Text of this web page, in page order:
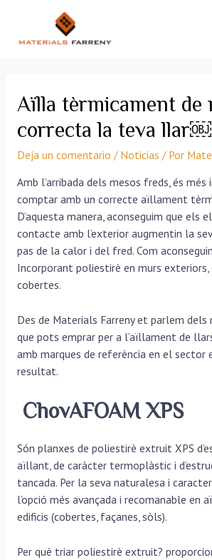
Aïlla tèrmicament de
correcta la teva llar￼
Deja un comentario / Noticias / Por
Amb l’arribada dels mesos freds, és
comptar amb un correcte aïllament
D’aquesta manera, aconseguim que els
contacte amb l’exterior augmentin la
pas de la calor i del fred. Com
Incorporant poliestirè en murs exteriors,
cobertes.
Des de Materials Farreny et parlem
que pots emprar per a l’aïllament de
amb marques de referència en el sector
resultat.
ChovAFOAM XPS
Són planxes de poliestirè extruit XPS
aïllant, de caràcter termoplàstic i
tancada. Per la seva naturalesa i
l’opció més avançada i recomanable en
edificis (cobertes, façanes, sòls).
Per què triar poliestirè extruit?